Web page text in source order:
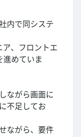
内で同システ
ア、フロントエ
進めていま
ながら画面に
不足してお
ながら、要件